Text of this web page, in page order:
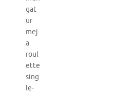
gat
ur
mej
a
roul
ette
sing
le-